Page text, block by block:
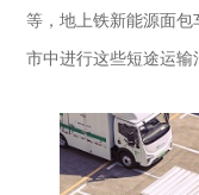
等，地上铁新能源面包
市中进行这些短途运输